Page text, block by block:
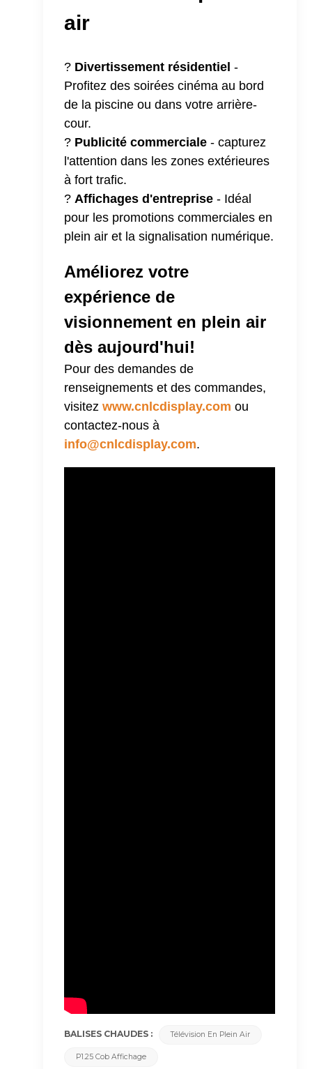
air
? Divertissement résidentiel -
Profitez des soirées cinéma au bord
de la piscine ou dans votre arrière-
cour.
? Publicité commerciale - capturez
l'attention dans les zones extérieures
à fort trafic.
?Affichages d'entreprise - Idéal
pour les promotions commerciales en
plein air et la signalisation numérique.
Améliorez votre
expérience de
visionnement en plein air
dès aujourd'hui!
Pour des demandes de
renseignements et des commandes,
visitezwww.cnlcdisplay.com ou
contactez-nous à
info@cnlcdisplay.com.
BALISES CHAUDES : Télévision En Plein Air
P1.25 Cob Affichage